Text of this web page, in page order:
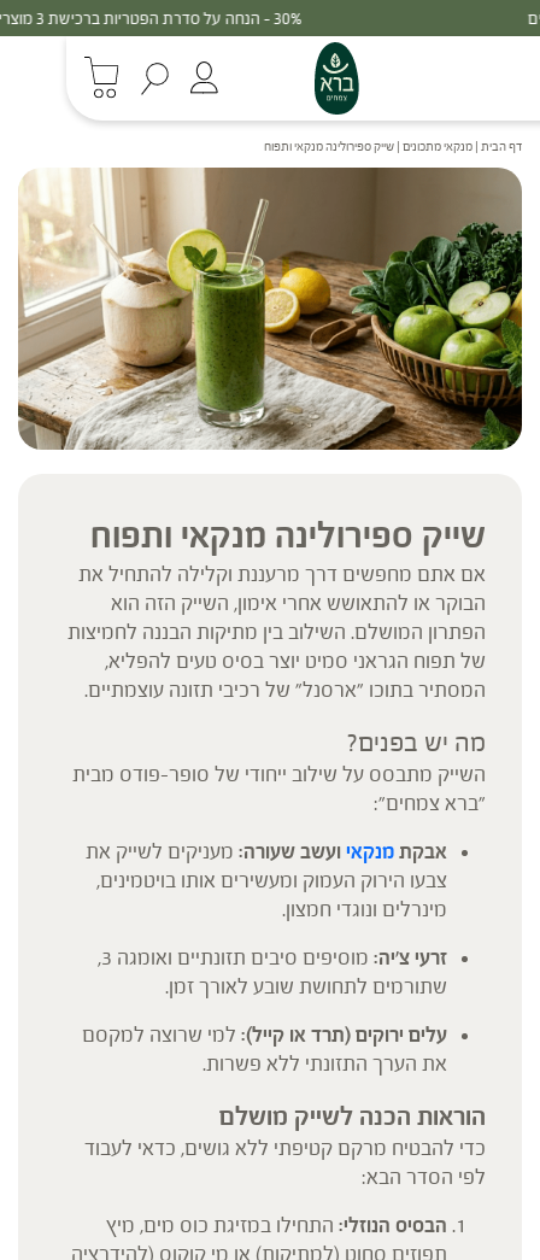
דף הבית | מנקאי מתכונים | שייק ספירולינה מנקאי ותפוח
שייק ספירולינה מנקאי ותפוח
אם אתם מחפשים דרך מרעננת וקלילה להתחיל את
הבוקר או להתאושש אחרי אימון, השייק הזה הוא
הפתרון המושלם. השילוב בין מתיקות הבננה לחמיצות
של תפוח הגראני סמיט יוצר בסיס טעים להפליא,
המסתיר בתוכו "ארסנל" של רכיבי תזונה עוצמתיים.
מה יש בפנים?
השייק מתבסס על שילוב ייחודי של סופר-פודס מבית
"ברא צמחים":
אבקתמנקאיועשב שעורה: מעניקים לשייק את
צבעו הירוק העמוק ומעשירים אותו בויטמינים,
מינרלים ונוגדי חמצון.
זרעי צ'יה:
מוסיפים סיבים תזונתיים ואומגה 3,
שתורמים לתחושת שובע לאורך זמן.
עלים ירוקים (תרד או קייל): למי שרוצה למקסם
את הערך התזונתי ללא פשרות.
הוראות הכנה לשייק מושלם
כדי להבטיח מרקם קטיפתי ללא גושים, כדאי לעבוד
לפי הסדר הבא:
הבסיס הנוזלי: התחילו במזיגת כוס מים, מיץ